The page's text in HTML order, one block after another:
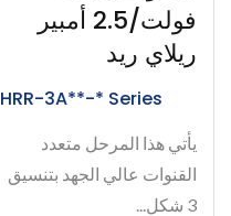
فولت/2.5 أمبير
ريلاي ريد
HRR-3A**-* Series
يأتي هذا المرحل متعدد
القنوات عالي الجهد بتنسيق
3 شكل...